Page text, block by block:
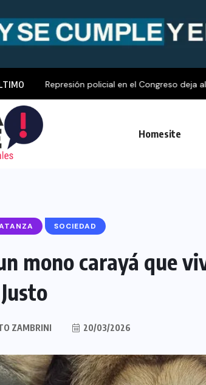
Represión policial en el Congreso deja al
Homesite
SOCIEDAD
mono carayá que
ZAMBRINI 20/03/2026